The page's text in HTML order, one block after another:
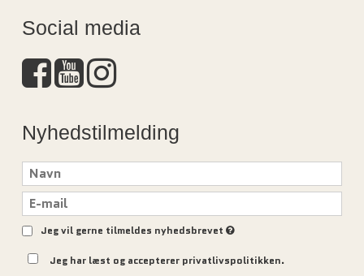
Social media
Nyhedstilmelding
Jeg vil gerne tilmeldes nyhedsbrevet
Jeg har læst og accepterer privatlivspolitikken.